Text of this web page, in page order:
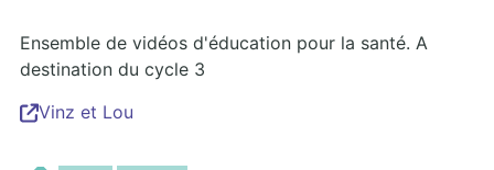
Ensemble de vidéos d'éducation pour la santé. A
destination du cycle 3
Vinz et Lou